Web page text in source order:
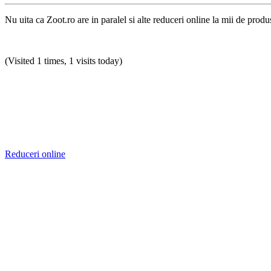
Nu uita ca Zoot.ro are in paralel si alte reduceri online la mii de
(Visited 1 times, 1 visits today)
Reduceri online